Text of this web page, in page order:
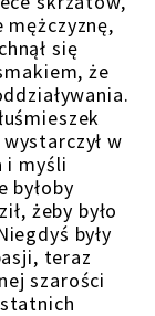
mężczyznę,
się
że
w
i myśli
byłoby
żeby było
były
teraz
szarości